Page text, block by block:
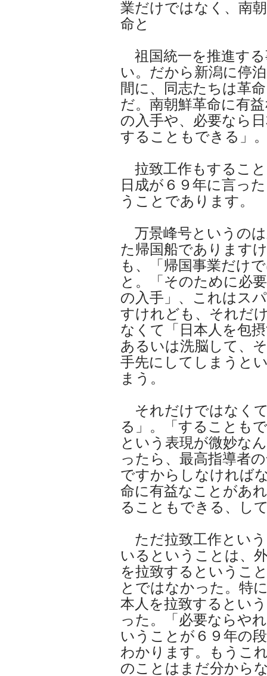
業だけではなく、南
命と
祖国統一を推進す
い。だから新潟に停
間に、同志たちは革
だ。南朝鮮革命に有
の入手や、必要なら
することもできる」
拉致工作もするこ
日成が６９年に言っ
うことであります。
万景峰号というの
た帰国船であります
も、「帰国事業だけ
と。「そのために必
の入手」、これはス
すけれども、それだ
なくて「日本人を包
あるいは洗脳して、
手先にしてしまうと
まう。
それだけではなく
る」。「することも
という表現が微妙な
ったら、最高指導者
ですからしなければ
命に有益なことがあ
ることもできる、し
ただ拉致工作とい
いるということは、
を拉致するというこ
とではなかった。特
本人を拉致するとい
った。「必要ならや
いうことが６９年の
わかります。もうこ
のことはまだ分から